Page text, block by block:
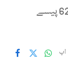
صارفین کے لیے بجلی کی قیمت ایک روپے 62 پیسے
اپ